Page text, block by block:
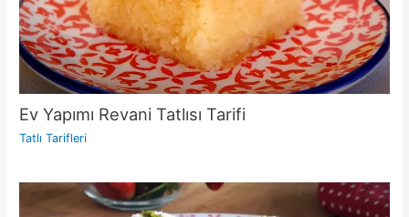
Ev Yapımı Revani Tatlısı Tarifi
Tatlı Tarifleri